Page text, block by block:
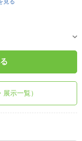
示一覧）